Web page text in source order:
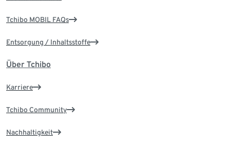
Tchibo MOBIL FAQs
Entsorgung / Inhaltsstoffe
Über Tchibo
Karriere
Tchibo Community
Nachhaltigkeit